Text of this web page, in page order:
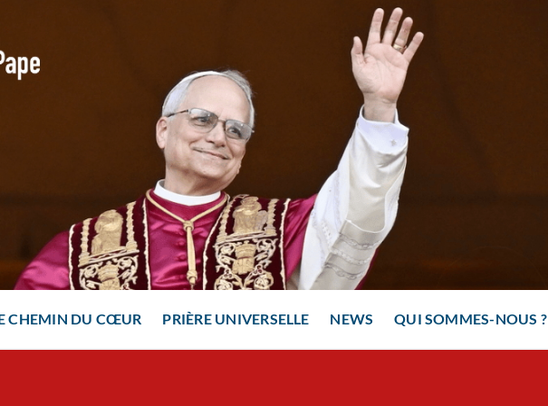
CHEMIN DU CŒUR PRIÈRE UNIVERSELLE NEWS QUI SOMMES-NOUS ?